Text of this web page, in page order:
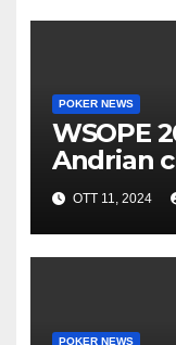
POKER NEWS
WSOPE
Andrian
event al
OTT 11, 2024
POKER NEWS